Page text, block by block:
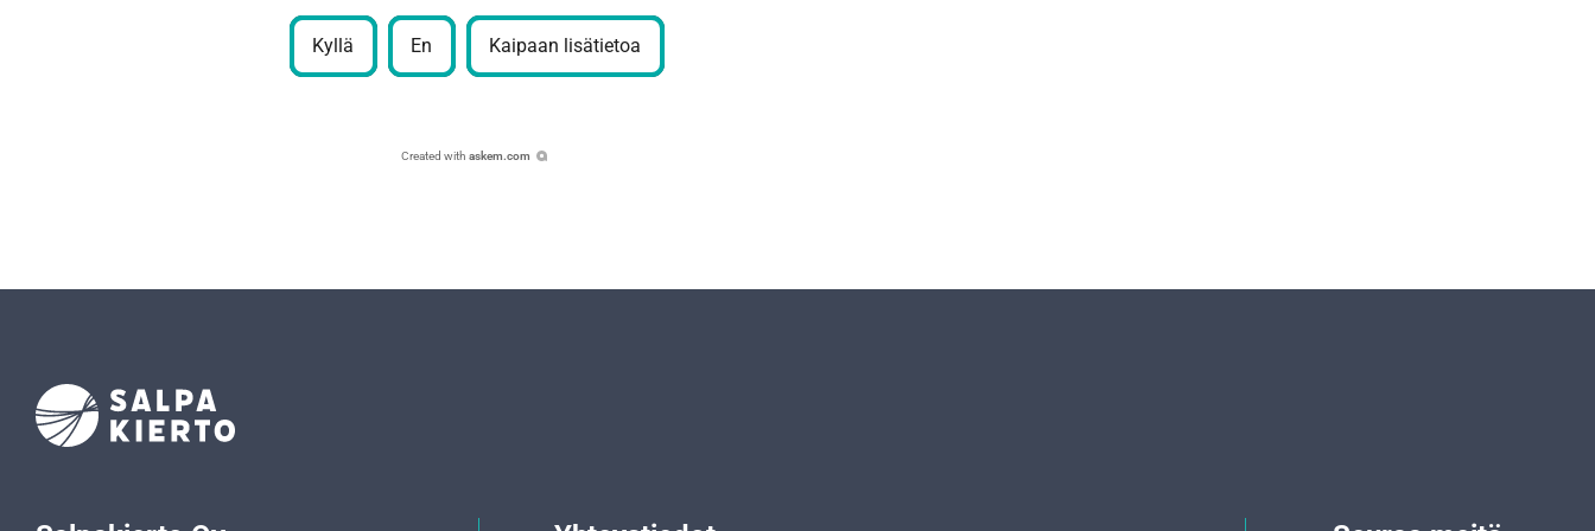
Kyllä En Kaipaan lisätietoa
Created with askem.com